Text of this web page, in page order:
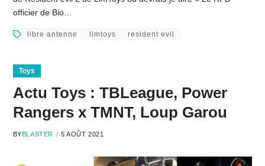
officier de Bio…
libre antenne limtoys resident evil
Toys
Actu Toys : TBLeague, Power
Rangers x TMNT, Loup Garou
BYBLASTER 5 AOÛT 2021